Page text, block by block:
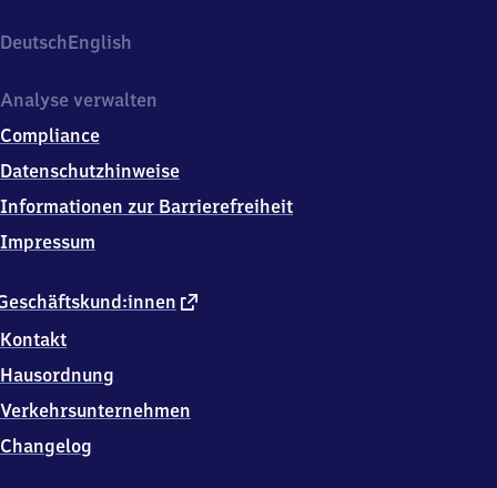
DeutschEnglish
externer
Kontakt
Hausordnung
Verkehrsunternehmen
Changelog
Analyse verwalten
Compliance
Datenschutzhinweise
Informationen zur Barrierefreiheit
Impressum